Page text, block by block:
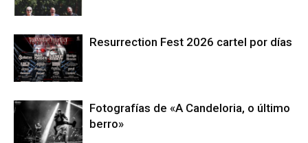
Resurrection Fest 2026 cartel por días
Fotografías de «A Candeloria, o último
berro»